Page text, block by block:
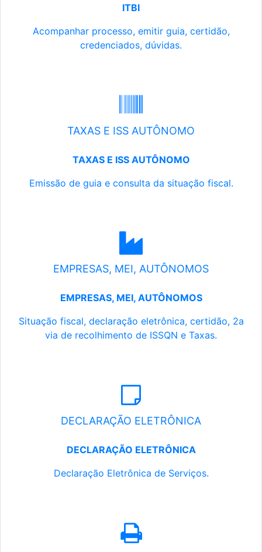
ITBI
Acompanhar processo, emitir guia, certidão,
credenciados, dúvidas.
TAXAS E ISS AUTÔNOMO
TAXAS E ISS AUTÔNOMO
Emissão de guia e consulta da situação fiscal.
EMPRESAS, MEI, AUTÔNOMOS
EMPRESAS, MEI, AUTÔNOMOS
Situação fiscal, declaração eletrônica, certidão, 2a
via de recolhimento de ISSQN e Taxas.
DECLARAÇÃO ELETRÔNICA
DECLARAÇÃO ELETRÔNICA
Declaração Eletrônica de Serviços.